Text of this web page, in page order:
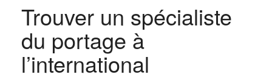
Trouver un spécialiste
du portage à
l’international